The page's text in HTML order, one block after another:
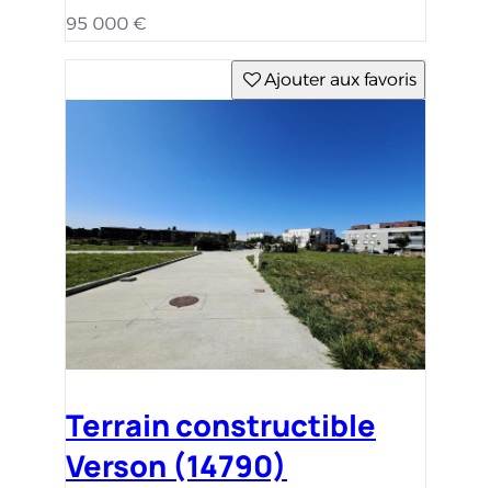
95 000 €
Ajouter aux favoris
Terrain constructible
Verson (14790)